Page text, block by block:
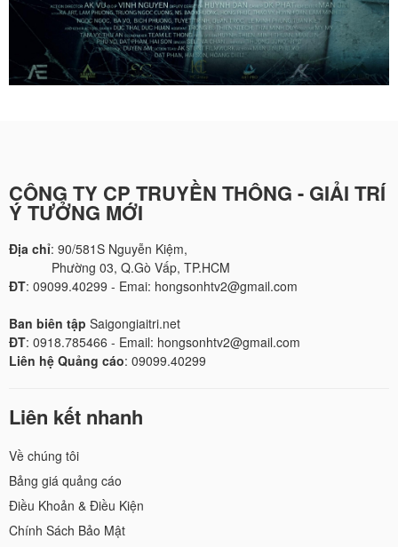
CÔNG TY CP TRUYỀN THÔNG - GIẢI TRÍ
Ý TƯỞNG MỚI
Địa chỉ: 90/581S Nguyễn Kiệm,
Phường 03, Q.Gò Vấp, TP.HCM
ĐT: 09099.40299 - Emai: hongsonhtv2@gmail.com
Ban biên tập Saigongiaitri.net
ĐT: 0918.785466 - Email: hongsonhtv2@gmail.com
Liên hệ Quảng cáo: 09099.40299
Liên kết nhanh
Về chúng tôi
Bảng giá quảng cáo
Điều Khoản & Điều Kiện
Chính Sách Bảo Mật